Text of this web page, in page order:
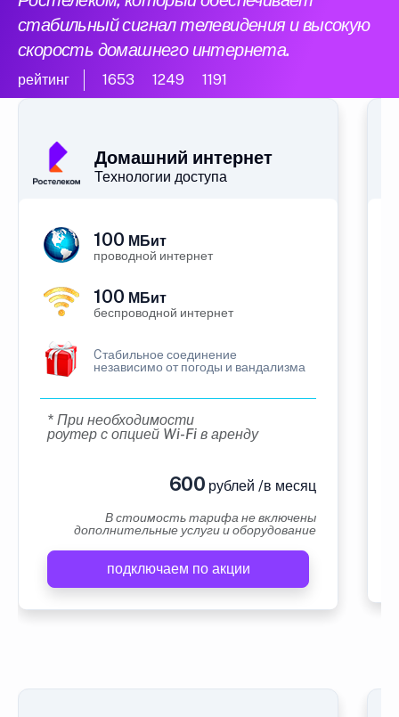
стабильный сигнал телевидения и высокую
скорость домашнего интернета.
рейтинг 1653 1249 1191
Домашний интернет
Технологии доступа
100 МБит
проводной интернет
100 МБит
беспроводной интернет
Cтабильное соединение
независимо от погоды и вандализма
* При необходимости
роутер с опцией Wi-Fi в аренду
600 рублей /в месяц
В стоимость тарифа не включены
дополнительные услуги и оборудование
подключаем по акции